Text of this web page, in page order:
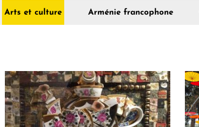
Arts et culture Arménie francophone